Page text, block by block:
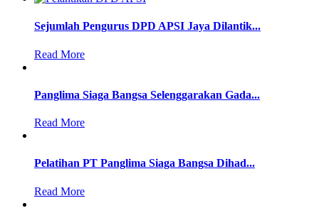
Sejumlah Pengurus DPD APSI Jaya Dilantik...
Read More
Panglima Siaga Bangsa Selenggarakan Gada...
Read More
Pelatihan PT Panglima Siaga Bangsa Dihad...
Read More